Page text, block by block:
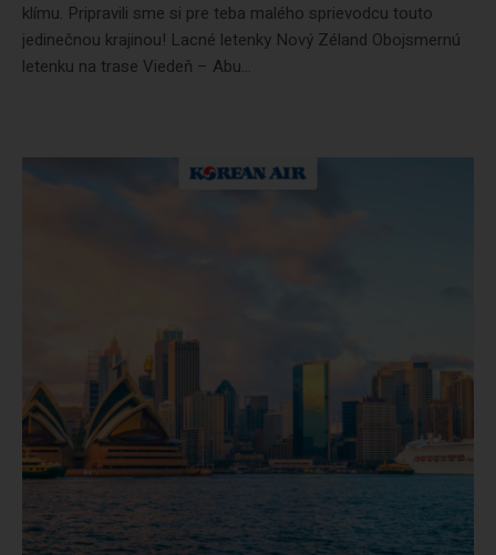
klímu. Pripravili sme si pre teba malého sprievodcu touto
jedinečnou krajinou! Lacné letenky Nový Zéland Obojsmernú
letenku na trase Viedeň – Abu...